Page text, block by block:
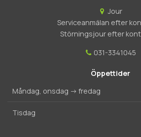
Jour
Serviceanmälan efter
Störningsjour efter
031-3341045
Öppettider
Måndag, onsdag -> fredag
Tisdag